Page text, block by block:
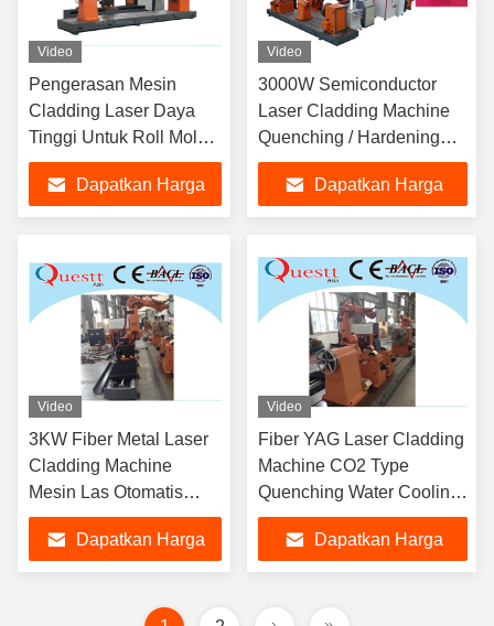
Video
Pengerasan Mesin
Cladding Laser Daya
Tinggi Untuk Roll Mold
Shaft 48 HRC
Dapatkan Harga
Video
3000W Semiconductor
Laser Cladding Machine
Quenching / Hardening
Untuk Roller Mold
Dapatkan Harga
Video
3KW Fiber Metal Laser
Cladding Machine
Mesin Las Otomatis
Dengan Lengan Robot
Dapatkan Harga
Video
Fiber YAG Laser Cladding
Machine CO2 Type
Quenching Water Cooling
Dengan Robot
Dapatkan Harga